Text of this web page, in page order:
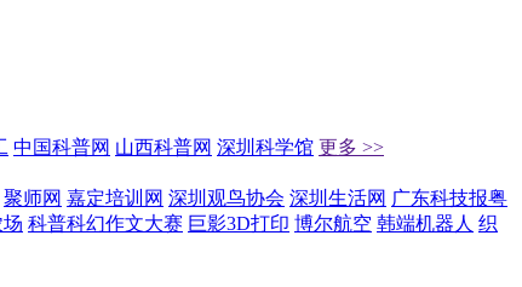
中国科普网 山西科普网 深圳科学馆 更多 >>
聚师网 嘉定培训网 深圳观鸟协会 深圳生活网 广东科技报粤
科普科幻作文大赛 巨影3D打印 博尔航空 韩端机器人 织